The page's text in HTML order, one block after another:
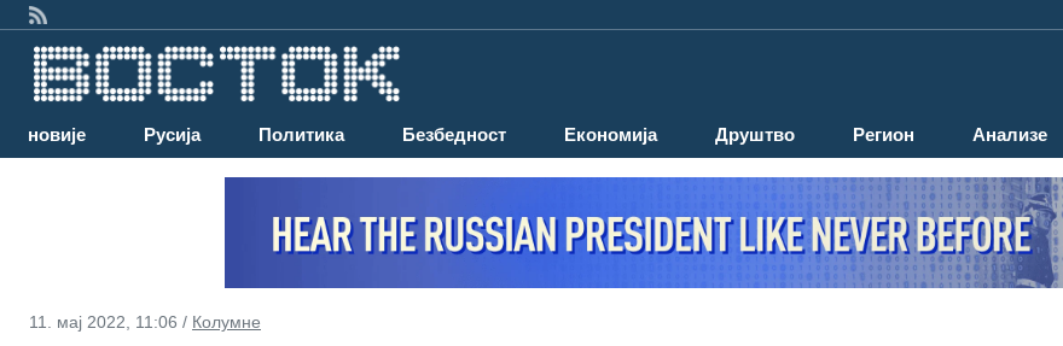
Најновије Русија Политика Безбедност Економија Друштво Регион Анализе
11. мај 2022, 11:06 / Колумне